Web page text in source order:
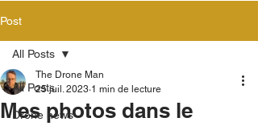
Post
All Posts
Drone news
All Posts
Mes photos dans le
The Drone Man
25 juil. 2023 1 min de lecture